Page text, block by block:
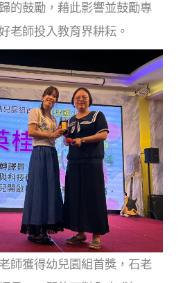
的鼓勵，藉此影響並鼓勵專
老師投入教育界耕耘。
師獲得幼兒園組首獎，石老